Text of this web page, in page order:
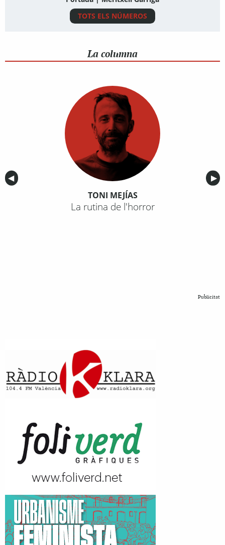
TOTS ELS NÚMEROS
La columna
Anterior
◀︎ ▶︎
TONI MEJÍAS
La rutina de l'horror
Publicitat